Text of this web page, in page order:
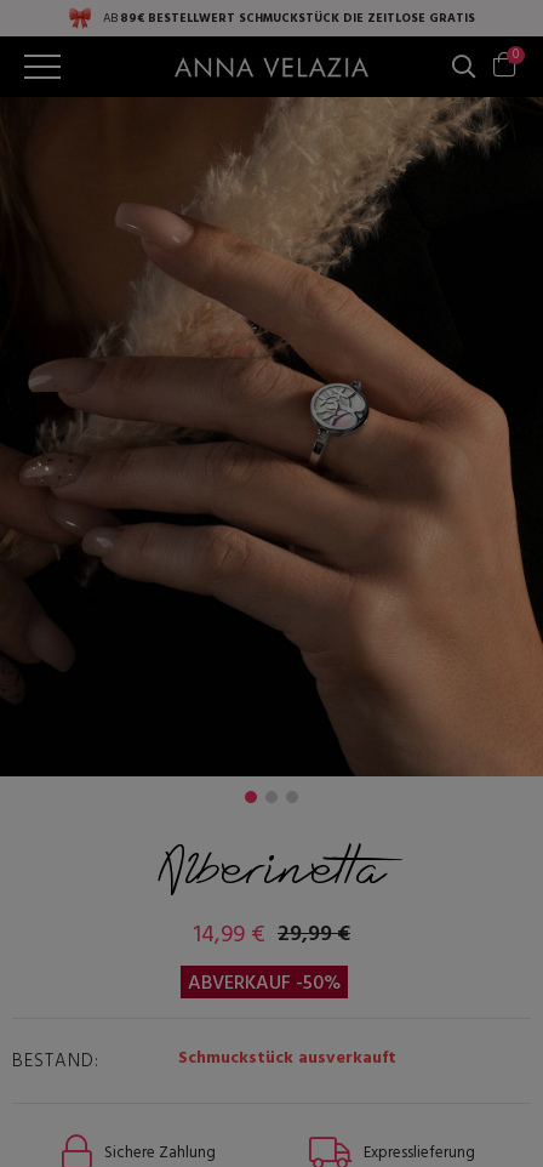
AB89€ BESTELLWERT SCHMUCKSTÜCK DIE ZEITLOSE GRATIS
0
Alberinetta
14,99 € 29,99 €
ABVERKAUF -50%
BESTAND: Schmuckstück ausverkauft
Sichere Zahlung Expresslieferung